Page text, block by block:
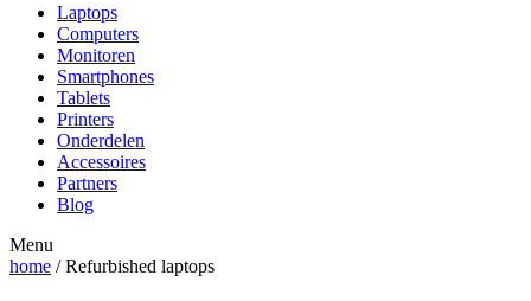
Laptops
Computers
Monitoren
Smartphones
Tablets
Printers
Onderdelen
Accessoires
Partners
Blog
Menu
home / Refurbished laptops